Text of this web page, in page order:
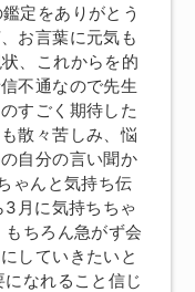
定をありがとう
お言葉に元気も
、これからを的
不通なので先生
すごく期待した
散々苦しみ、悩
自分の言い聞か
ゃんと気持ち伝
月に気持ちちゃ
ちろん急がず会
していきたいと
なれること信じ